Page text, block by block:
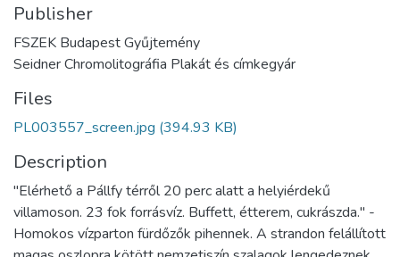
Publisher
FSZEK Budapest Gyűjtemény
Seidner Chromolitográfia Plakát és címkegyár
Files
PL003557_screen.jpg (394.93 KB)
Description
"Elérhető a Pállfy térről 20 perc alatt a helyiérdekű
villamoson. 23 fok forrásvíz. Buffett, étterem, cukrászda." -
Homokos vízparton fürdőzők pihennek. A strandon felállított